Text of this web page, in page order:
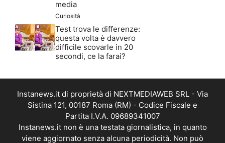
media
Curiosità
Test trova le differenze:
questa volta è davvero
difficile scovarle in 20
secondi, ce la farai?
Instanews.it di proprietà di NEXTMEDIAWEB SRL - Via
Sistina 121, 00187 Roma (RM) - Codice Fiscale e
Partita I.V.A. 09689341007
Instanews.it non è una testata giornalistica, in quanto
viene aggiornato senza alcuna periodicità. Non può